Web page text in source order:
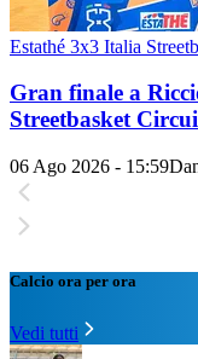
Estathé 3x3 Italia
Gran finale a
Streetbasket
06 Ago 2026 - 15:59
Calcio ora per ora
Vedi tutti